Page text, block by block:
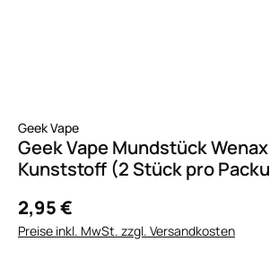
Geek Vape
Geek Vape Mundstück Wenax
Kunststoff (2 Stück pro
2,95 €
Preise inkl. MwSt. zzgl. Versandkosten